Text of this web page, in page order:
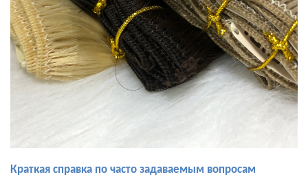
Краткая справка по часто задаваемым вопросам